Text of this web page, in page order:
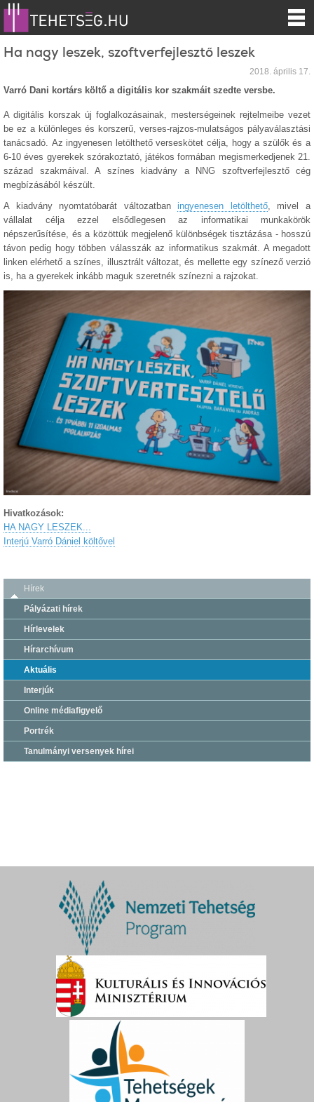
Ha nagy leszek, szoftverfejlesztő leszek
2018. április 17.
Varró Dani kortárs költő a digitális kor szakmáit szedte versbe.
A digitális korszak új foglalkozásainak, mesterségeinek rejtelmeibe vezet
be ez a különleges és korszerű, verses-rajzos-mulatságos pályaválasztási
tanácsadó. Az ingyenesen letölthető verseskötet célja, hogy a szülők és a
6-10 éves gyerekek szórakoztató, játékos formában megismerkedjenek 21.
század szakmáival. A színes kiadvány a NNG szoftverfejlesztő cég
megbízásából készült.
A kiadvány nyomtatóbarát változatbaningyenesen letölthető, mivel a
vállalat célja ezzel elsődlegesen az informatikai munkakörök
népszerűsítése, és a közöttük megjelenő különbségek tisztázása - hosszú
távon pedig hogy többen válasszák az informatikus szakmát. A megadott
linken elérhető a színes, illusztrált változat, és mellette egy színező verzió
is, ha a gyerekek inkább maguk szeretnék színezni a rajzokat.
Hivatkozások:
HA NAGY LESZEK...
Interjú Varró Dániel költővel
Hírek
Pályázati hírek
Hírlevelek
Hírarchívum
Aktuális
Interjúk
Online médiafigyelő
Portrék
Tanulmányi versenyek hírei